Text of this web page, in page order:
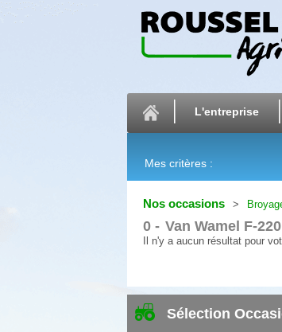
L'entreprise
Mes critères :
Nos occasions
0 Van Wamel F-220
Il n'y a aucun résultat pour
Sélection